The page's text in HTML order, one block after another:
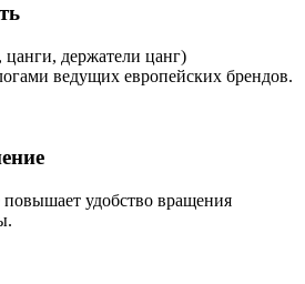
цанги, держатели цанг)
ведущих европейских брендов.
удобство вращения